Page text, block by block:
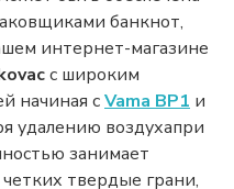
банкнот,
интернет-магазине
с широким
начиная сVama BP1 и
удалению воздухапри
занимает
твердые грани,